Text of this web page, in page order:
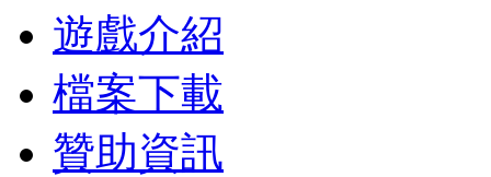
遊戲介紹
檔案下載
贊助資訊